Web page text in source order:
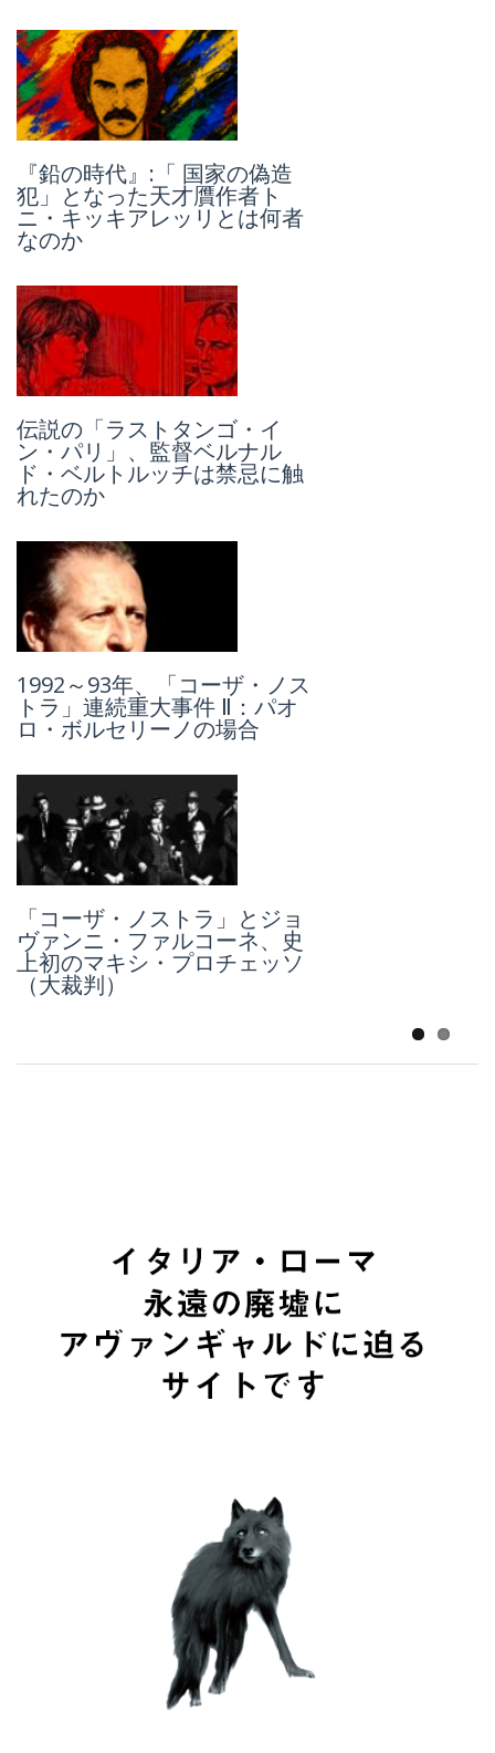
『鉛の時代』:「 国家の偽造
犯」となった天才贋作者ト
ニ・キッキアレッリとは何者
なのか
伝説の「ラストタンゴ・イ
ン・パリ」、監督ベルナル
ド・ベルトルッチは禁忌に触
れたのか
1992～93年、「コーザ・ノス
トラ」連続重大事件 Ⅱ：パオ
ロ・ボルセリーノの場合
「コーザ・ノストラ」とジョ
ヴァンニ・ファルコーネ、史
上初のマキシ・プロチェッソ
（大裁判）
ラッキー・ルチアーノ PartⅡ:
第2次世界大戦における「ア
ンダーワールド作戦」とそれ
からのイタリア
ラッキー・ルチアーノ Part Ⅰ :
「禁酒法」を経て、暗黒街の
分岐点となった「コーザ・ノ
ストラ」の誕生
1900年前後 :「コーザ・ノス
トラ」黎明期「マーノ・ネー
ラ（黒い手）」とジョセフ・
スピンオフ：ローマの街に熱
烈に歓迎された、ケン・ロー
チと最新作「オールド・オー
ク」